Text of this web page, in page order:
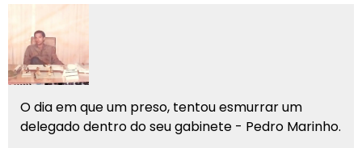
O dia em que um preso, tentou esmurrar um
delegado dentro do seu gabinete - Pedro Marinho.